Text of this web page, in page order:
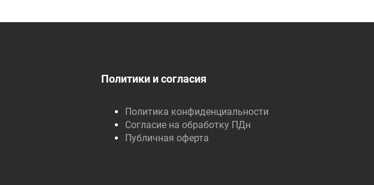
Политики и согласия
Политика конфиденциальности
Согласие на обработку ПДн
Публичная оферта